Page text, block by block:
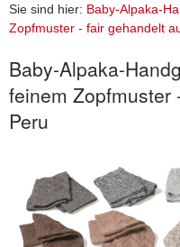
Sie sind hier: Baby-Alpaka-
Zopfmuster - fair gehandelt
Baby-Alpaka-
feinem Zopfmuster
Peru